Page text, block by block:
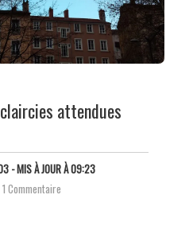
attendues
- MIS À JOUR À 09:23
1 Commentaire